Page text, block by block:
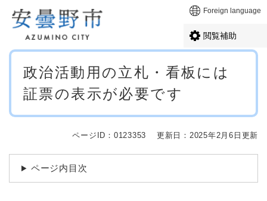
メニューを飛ばして本文へ Foreign language
閲覧補助
本
政治活動用の立札・看板には
証票の表示が必要です
ページID：0123353 更新日：2025年2月6日更新
ページ内目次